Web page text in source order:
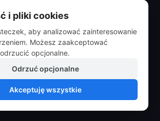
i pliki cookies
aby analizować zainteresowanie
Możesz zaakceptować
opcjonalne.
Odrzuć opcjonalne
Akceptuję wszystkie